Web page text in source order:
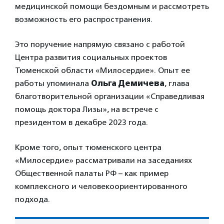
медицинской помощи бездомным и рассмотреть
возможность его распространения.
Это поручение напрямую связано с работой
Центра развития социальных проектов
Тюменской области «Милосердие». Опыт ее
работы упоминала Ольга Демичева, глава
благотворительной организации «Справедливая
помощь доктора Лизы», на встрече с
президентом в декабре 2023 года.
Кроме того, опыт тюменского центра
«Милосердие» рассматривали на заседаниях
Общественной палаты РФ – как пример
комплексного и человекоориентированного
подхода.